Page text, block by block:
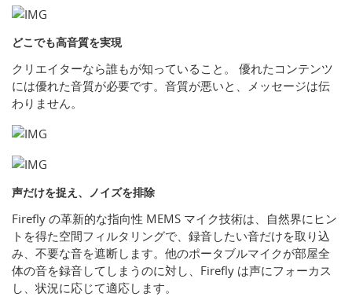
どこでも高音質を実現
クリエイターなら誰もが知っていること。 優れたコンテンツ
には優れた音質が必要です。音質が悪いと、メッセージは伝
わりません。
声だけを捉え、ノイズを排除
Firefly の革新的な指向性 MEMS マイク技術は、自然界にヒン
トを得た空間フィルタリングで、録音したい音だけを取り込
み、不要な音を遮断します。他のポータブルマイクが部屋全
体の音を録音してしまうのに対し、Firefly は声にフォーカス
し、状況に応じて適応します。